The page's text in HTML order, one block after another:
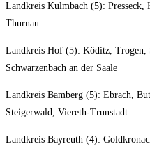
Land­kreis Kulm­bach (5): Press­eck,
Thurnau
Land­kreis Hof (5): Köditz, Tro­gen,
Schwar­zen­bach an der Saale
Land­kreis Bam­berg (5): Ebrach,
Stei­ger­wald, Viereth-Trunstadt
Land­kreis Bay­reuth (4):